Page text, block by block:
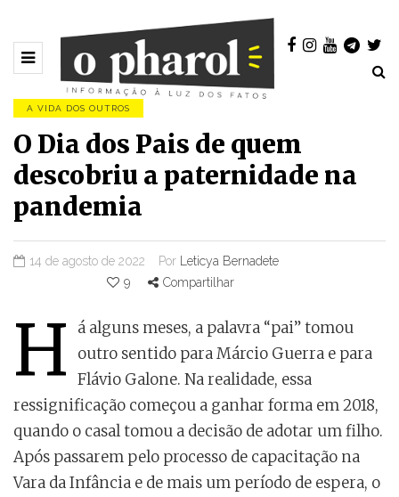
A VIDA DOS OUTROS
O Dia dos Pais de quem
descobriu a paternidade na
pandemia
14 de agosto de 2022 Por Leticya Bernadete
9
Compartilhar
H
á alguns meses, a palavra “pai” tomou
outro sentido para Márcio Guerra e para
Flávio Galone. Na realidade, essa
ressignificação começou a ganhar forma em 2018,
quando o casal tomou a decisão de adotar um filho.
Após passarem pelo processo de capacitação na
Vara da Infância e de mais um período de espera, o